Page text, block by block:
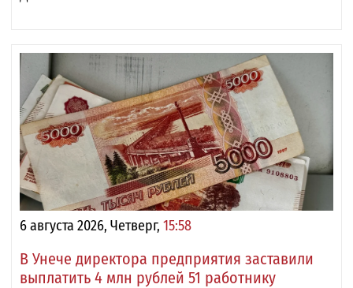
6 августа 2026, Четверг, 15:58
В Унече директора предприятия заставили
выплатить 4 млн рублей 51 работнику